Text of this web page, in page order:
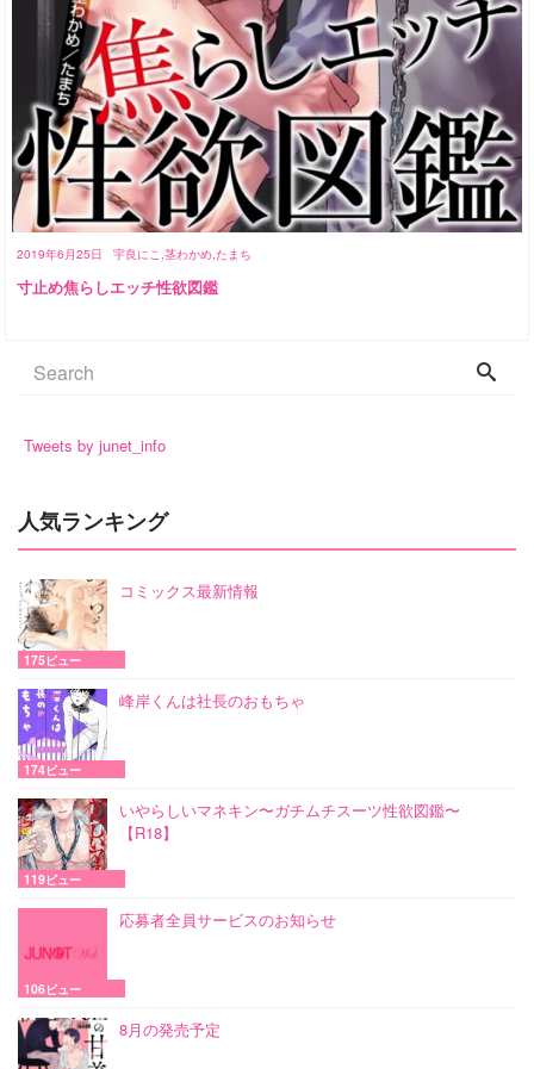
2019年6月25日 宇良にこ,茎わかめ,たまち
寸止め焦らしエッチ性欲図鑑
Tweets by junet_info
人気ランキング
コミックス最新情報
175ビュー
峰岸くんは社長のおもちゃ
174ビュー
いやらしいマネキン〜ガチムチスーツ性欲図鑑〜
【R18】
119ビュー
応募者全員サービスのお知らせ
106ビュー
8月の発売予定